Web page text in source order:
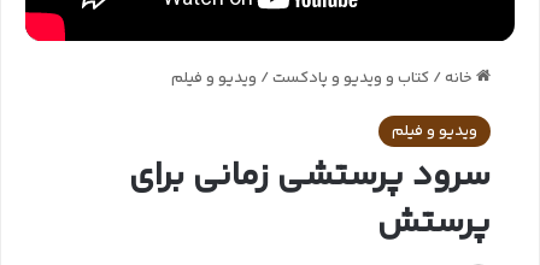
خانه/ کتاب و ویدیو و پادکست/ ویدیو و فیلم
ویدیو و فیلم
سرود پرستشی زمانی برای
پرستش